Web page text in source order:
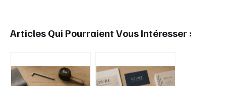
Articles Qui Pourraient Vous Intéresser :